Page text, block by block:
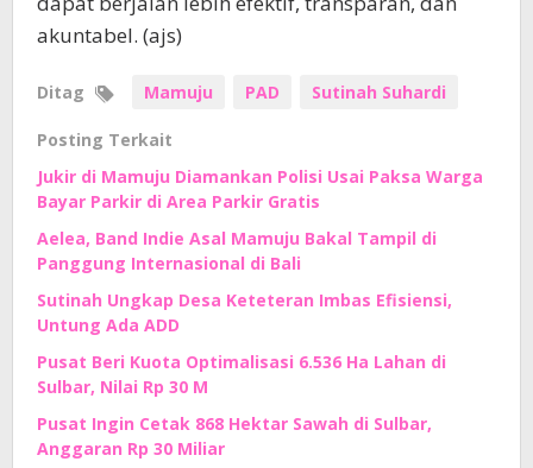
akuntabel. (ajs)
Ditag Mamuju PAD Sutinah Suhardi
Posting Terkait
Jukir di Mamuju Diamankan Polisi Usai Paksa Warga
Bayar Parkir di Area Parkir Gratis
Aelea, Band Indie Asal Mamuju Bakal Tampil di
Panggung Internasional di Bali
Sutinah Ungkap Desa Keteteran Imbas Efisiensi,
Untung Ada ADD
Pusat Beri Kuota Optimalisasi 6.536 Ha Lahan di
Sulbar, Nilai Rp 30 M
Pusat Ingin Cetak 868 Hektar Sawah di Sulbar,
Anggaran Rp 30 Miliar